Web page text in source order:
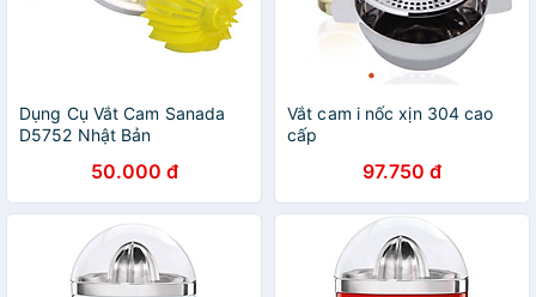
Dụng Cụ Vắt Cam Sanada
D5752 Nhật Bản
50.000 đ
Vắt cam i nốc xịn 304 cao
cấp
97.750 đ